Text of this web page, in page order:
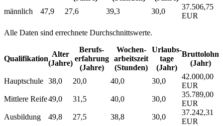
männlich 47,9 27,6 39,3 30,0
37.506,75
EUR
Alle Daten sind errechnete Durchschnittswerte.
Qualifikation
Alter
(Jahre)
Berufs­
erfahrung
(Jahre)
Wochen­
arbeitszeit
(Stunden)
Urlaubs­
tage
(Jahr)
Bruttolohn
(Jahr)
Hauptschule 38,0 20,0 40,0 30,0
42.000,00
EUR
Mittlere Reife49,0 31,5 40,0 30,0
35.789,00
EUR
Ausbildung
49,8 27,5 38,8 30,0
37.242,31
EUR